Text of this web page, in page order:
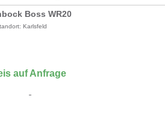
Boss WR20
Karlsfeld
auf Anfrage